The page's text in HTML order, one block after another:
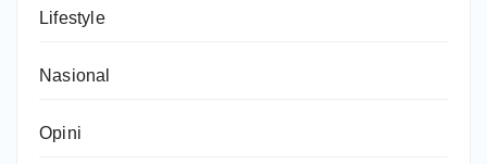
Lifestyle
Nasional
Opini